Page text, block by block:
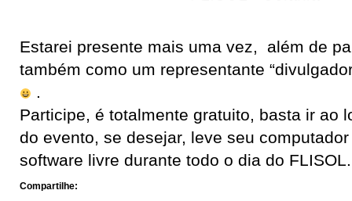
Estarei presente mais uma vez, além de
também como um representante
.
Participe, é totalmente gratuito, basta ir ao
do evento, se desejar, leve seu
software livre durante todo o dia do FLISOL.
Compartilhe: